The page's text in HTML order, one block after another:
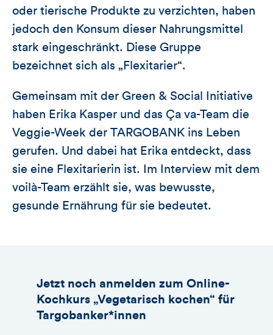
oder tierische Produkte zu verzichten, haben
jedoch den Konsum dieser Nahrungsmittel
stark eingeschränkt. Diese Gruppe
bezeichnet sich als „Flexitarier“.
Gemeinsam mit der Green & Social Initiative
haben Erika Kasper und das Ça va-Team die
Veggie-Week der TARGOBANK ins Leben
gerufen. Und dabei hat Erika entdeckt, dass
sie eine Flexitarierin ist. Im Interview mit dem
voilà-Team erzählt sie, was bewusste,
gesunde Ernährung für sie bedeutet.
Jetzt noch anmelden zum Online-
Kochkurs „Vegetarisch kochen“ für
Targobanker*innen